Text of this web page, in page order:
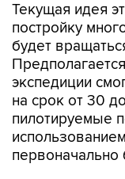
Текущая идея
постройку
будет
экспедиции
на срок от 30
пилотируемые
первоначально